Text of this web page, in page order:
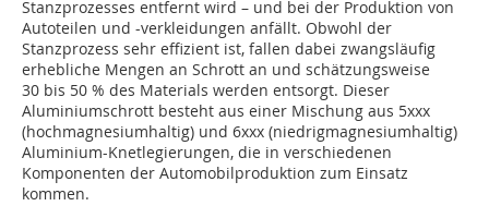
Stanzprozesses entfernt wird – und bei der Produktion von
Autoteilen und -verkleidungen anfällt. Obwohl der
Stanzprozess sehr effizient ist, fallen dabei zwangsläufig
erhebliche Mengen an Schrott an und schätzungsweise
30 bis 50 % des Materials werden entsorgt. Dieser
Aluminiumschrott besteht aus einer Mischung aus 5xxx
(hochmagnesiumhaltig) und 6xxx (niedrigmagnesiumhaltig)
Aluminium-Knetlegierungen, die in verschiedenen
Komponenten der Automobilproduktion zum Einsatz
kommen.